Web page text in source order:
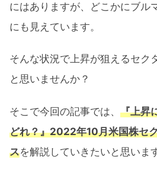
にはありますが、どこかにブル
にも見えています。
そんな状況で上昇が狙えるセク
と思いませんか？
そこで今回の記事では、 『上昇
どれ？』2022年10月米国株セ
スを解説していきたいと思いま